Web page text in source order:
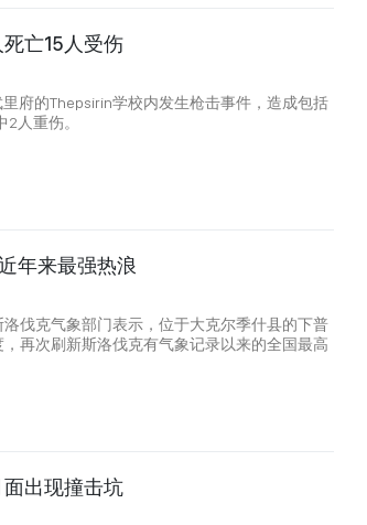
亡15人受伤
府的Thepsirin学校内发生枪击事件，造成包括
人重伤。
年来最强热浪
伐克气象部门表示，位于大克尔季什县的下普
再次刷新斯洛伐克有气象记录以来的全国最高
出现撞击坑